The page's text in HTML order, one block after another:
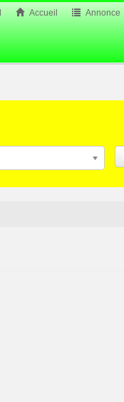
Accueil Annonce